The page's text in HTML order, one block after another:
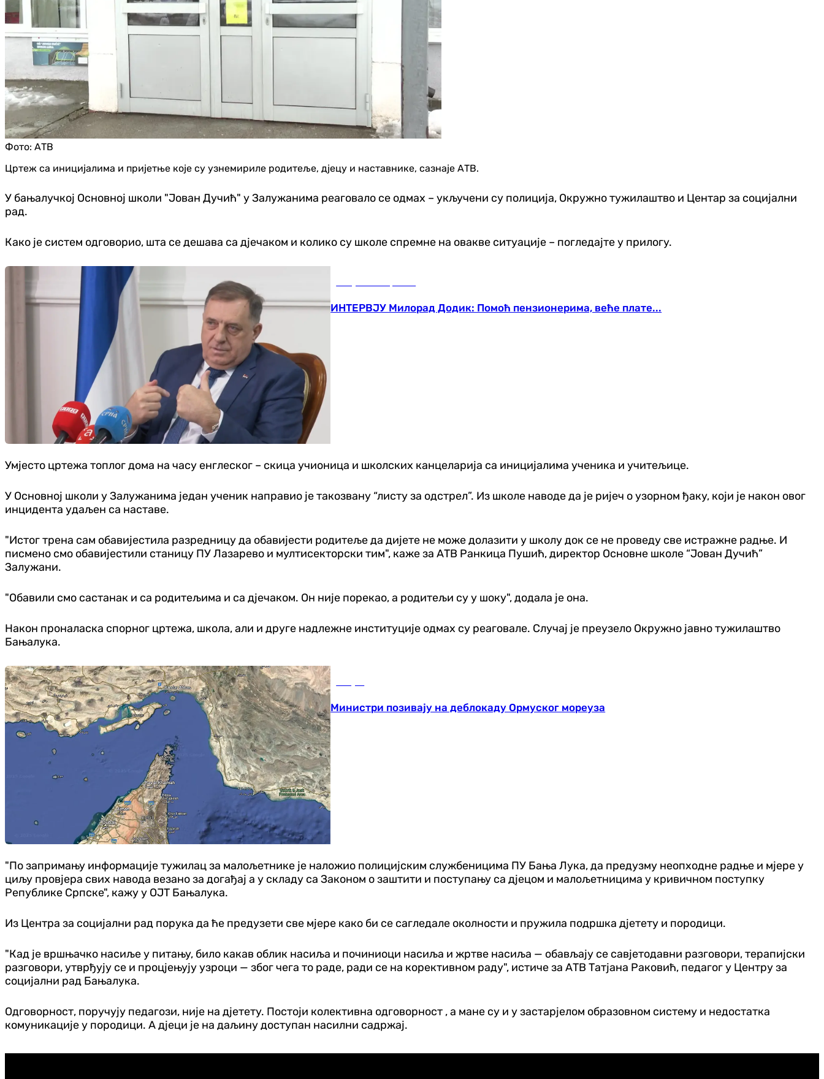
Фото: АТВ
Цртеж са иницијалима и пријетње које су узнемириле родитеље, дјецу и наставнике, сазнаје АТВ.
У бањалучкој Основној школи "Јован Дучић" у Залужанима реаговало се одмах – укључени су полиција, Окружно тужилаштво и Центар за социјални
рад.
Како је систем одговорио, шта се дешава са дјечаком и колико су школе спремне на овакве ситуације – погледајте у прилогу.
ИНТЕРВЈУ Милорад Додик: Помоћ пензионерима, веће плате...
Умјесто цртежа топлог дома на часу енглеског – скица учионица и школских канцеларија са иницијалима ученика и учитељице.
У Основној школи у Залужанима један ученик направио је такозвану “листу за одстрел”. Из школе наводе да је ријеч о узорном ђаку, који је након овог
инцидента удаљен са наставе.
"Истог трена сам обавијестила разредницу да обавијести родитеље да дијете не може долазити у школу док се не проведу све истражне радње. И
писмено смо обавијестили станицу ПУ Лазарево и мултисекторски тим", каже за АТВ Ранкица Пушић, директор Основне школе “Јован Дучић”
Залужани.
"Обавили смо састанак и са родитељима и са дјечаком. Он није порекао, а родитељи су у шоку", додала је она.
Након проналаска спорног цртежа, школа, али и друге надлежне институције одмах су реаговале. Случај је преузело Окружно јавно тужилаштво
Бањалука.
Министри позивају на деблокаду Ормуског мореуза
"По запримању информације тужилац за малољетнике је наложио полицијским службеницима ПУ Бања Лука, да предузму неопходне радње и мјере у
циљу провјера свих навода везано за догађај а у складу са Законом о заштити и поступању са дјецом и малољетницима у кривичном поступку
Републике Српске", кажу у ОЈТ Бањалука.
Из Центра за социјални рад порука да ће предузети све мјере како би се сагледале околности и пружила подршка дјетету и породици.
"Кад је вршњачко насиље у питању, било какав облик насиља и починиоци насиља и жртве насиља — обављају се савјетодавни разговори, терапијски
разговори, утврђују се и процјењују узроци — због чега то раде, ради се на корективном раду", истиче за АТВ Татјана Раковић, педагог у Центру за
социјални рад Бањалука.
Одговорност, поручују педагози, није на дјетету. Постоји колективна одговорност , а мане су и у застарјелом образовном систему и недостатка
комуникације у породици. А дјеци је на даљину доступан насилни садржај.